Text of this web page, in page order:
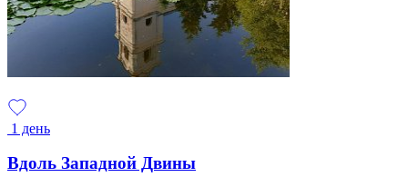
1 день
Вдоль Западной Двины